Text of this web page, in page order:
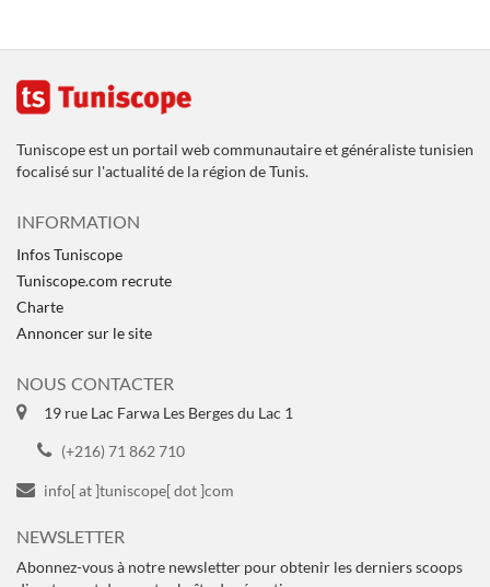
Tuniscope est un portail web communautaire et généraliste tunisien
focalisé sur l'actualité de la région de Tunis.
INFORMATION
Infos Tuniscope
Tuniscope.com recrute
Charte
Annoncer sur le site
NOUS CONTACTER
19 rue Lac Farwa Les Berges du Lac 1
(+216) 71 862 710
info[ at ]tuniscope[ dot ]com
NEWSLETTER
Abonnez-vous à notre newsletter pour obtenir les derniers scoops